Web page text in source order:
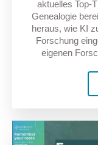
aktuelles Top-
Genealogie
heraus, wie KI
Forschung
eigenen